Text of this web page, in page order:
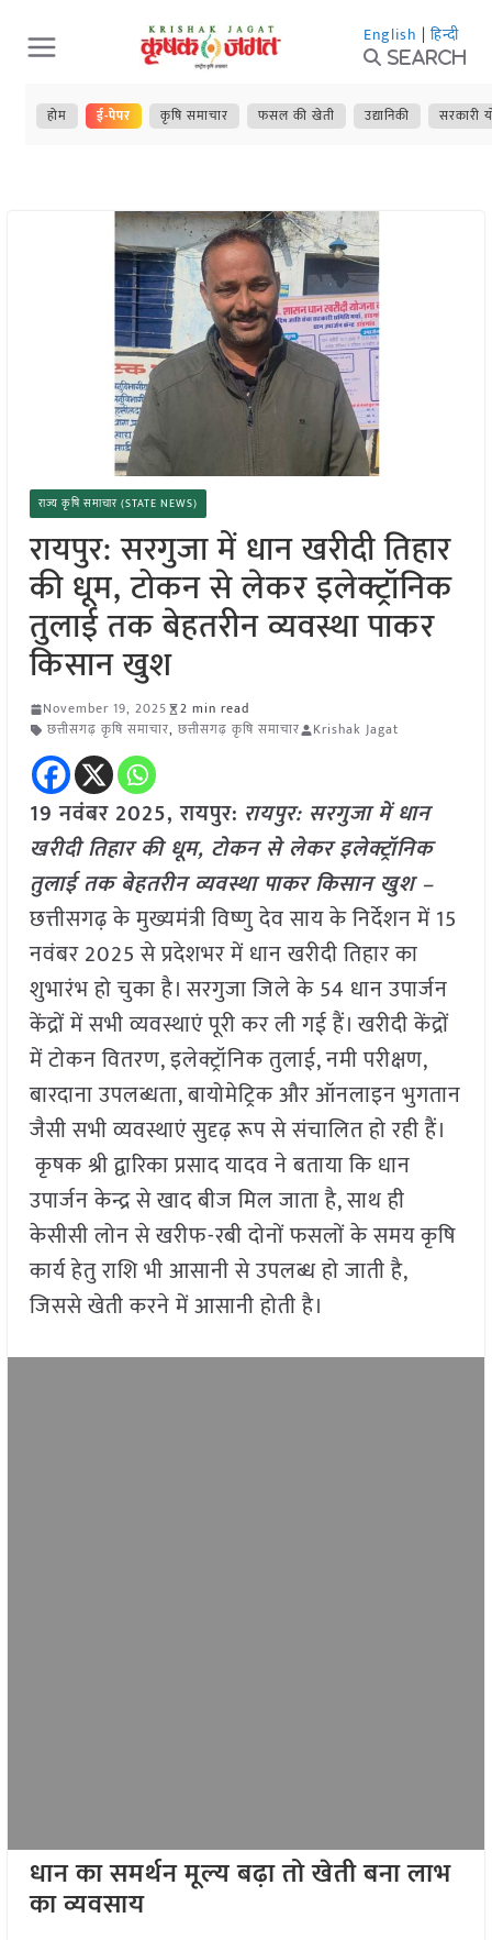
Skip
to
content
English | हिन्दी
Search
होम ई-पेपर कृषि समाचार फसल की खेती उद्यानिकी सरकारी
राज्य कृषि समाचार (STATE NEWS)
रायपुर: सरगुजा में धान खरीदी तिहार
की धूम, टोकन से लेकर इलेक्ट्रॉनिक
तुलाई तक बेहतरीन व्यवस्था पाकर
किसान खुश
November 19, 2025
2 min read
छत्तीसगढ़ कृषि समाचार, छत्तीसगढ़ कृषि समाचार Krishak Jagat
19 नवंबर 2025,रायपुर: रायपुर: सरगुजा में धान
खरीदी तिहार की धूम, टोकन से लेकर इलेक्ट्रॉनिक
तुलाई तक बेहतरीन व्यवस्था पाकर किसान खुश –
छत्तीसगढ़ के मुख्यमंत्री विष्णु देव साय के निर्देशन में 15
नवंबर 2025 से प्रदेशभर में धान खरीदी तिहार का
शुभारंभ हो चुका है। सरगुजा जिले के 54 धान उपार्जन
केंद्रों में सभी व्यवस्थाएं पूरी कर ली गई हैं। खरीदी केंद्रों
में टोकन वितरण, इलेक्ट्रॉनिक तुलाई, नमी परीक्षण,
बारदाना उपलब्धता, बायोमेट्रिक और ऑनलाइन भुगतान
जैसी सभी व्यवस्थाएं सुदृढ़ रूप से संचालित हो रही हैं।
कृषक श्री द्वारिका प्रसाद यादव ने बताया कि धान
उपार्जन केन्द्र से खाद बीज मिल जाता है, साथ ही
केसीसी लोन से खरीफ-रबी दोनों फसलों के समय कृषि
कार्य हेतु राशि भी आसानी से उपलब्ध हो जाती है,
जिससे खेती करने में आसानी होती है।
धान का समर्थन मूल्य बढ़ा तो खेती बना लाभ
का व्यवसाय